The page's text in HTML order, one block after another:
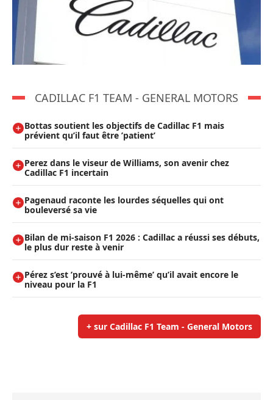
CADILLAC F1 TEAM - GENERAL MOTORS
Bottas soutient les objectifs de Cadillac F1 mais
prévient qu’il faut être ’patient’
Perez dans le viseur de Williams, son avenir chez
Cadillac F1 incertain
Pagenaud raconte les lourdes séquelles qui ont
bouleversé sa vie
Bilan de mi-saison F1 2026 : Cadillac a réussi ses débuts,
le plus dur reste à venir
Pérez s’est ’prouvé à lui-même’ qu’il avait encore le
niveau pour la F1
+ sur Cadillac F1 Team - General Motors